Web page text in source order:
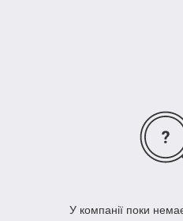
У компанії поки